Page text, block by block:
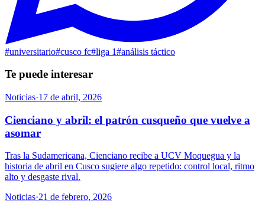
#universitario#cusco fc#liga 1#análisis táctico
Te puede interesar
Noticias·17 de abril, 2026
Cienciano y abril: el patrón cusqueño que vuelve a
asomar
Tras la Sudamericana, Cienciano recibe a UCV Moquegua y la
historia de abril en Cusco sugiere algo repetido: control local, ritmo
alto y desgaste rival.
Noticias·21 de febrero, 2026